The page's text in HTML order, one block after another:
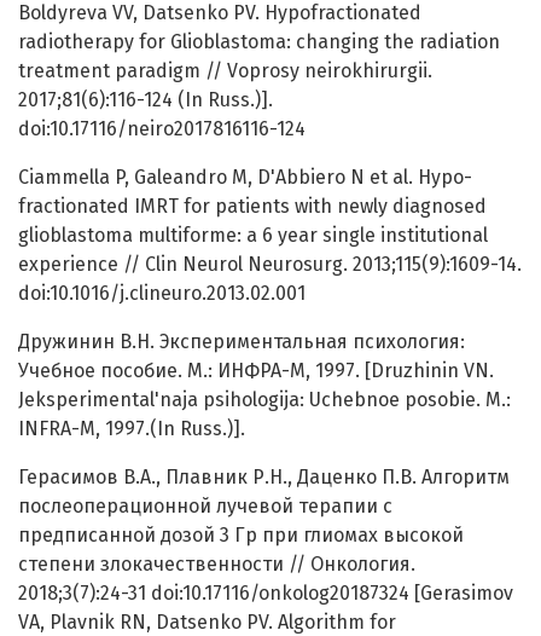
Boldyreva VV, Datsenko PV. Hypofractionated
radiotherapy for Glioblastoma: changing the radiation
treatment paradigm // Voprosy neirokhirurgii.
2017;81(6):116-124 (In Russ.)].
doi:10.17116/neiro2017816116-124
Ciammella P, Galeandro M, D'Abbiero N et al. Hypo-
fractionated IMRT for patients with newly diagnosed
glioblastoma multiforme: a 6 year single institutional
experience // Clin Neurol Neurosurg. 2013;115(9):1609-14.
doi:10.1016/j.clineuro.2013.02.001
Дружинин В.Н. Экспериментальная психология:
Учебное пособие. М.: ИНФРА-М, 1997. [Druzhinin VN.
Jeksperimental'naja psihologija: Uchebnoe posobie. M.:
INFRA-M, 1997.(In Russ.)].
Герасимов В.А., Плавник Р.Н., Даценко П.В. Алгоритм
послеоперационной лучевой терапии с
предписанной дозой 3 Гр при глиомах высокой
степени злокачественности // Онкология.
2018;3(7):24-31 doi:10.17116/onkolog20187324 [Gerasimov
VA, Plavnik RN, Datsenko PV. Algorithm for